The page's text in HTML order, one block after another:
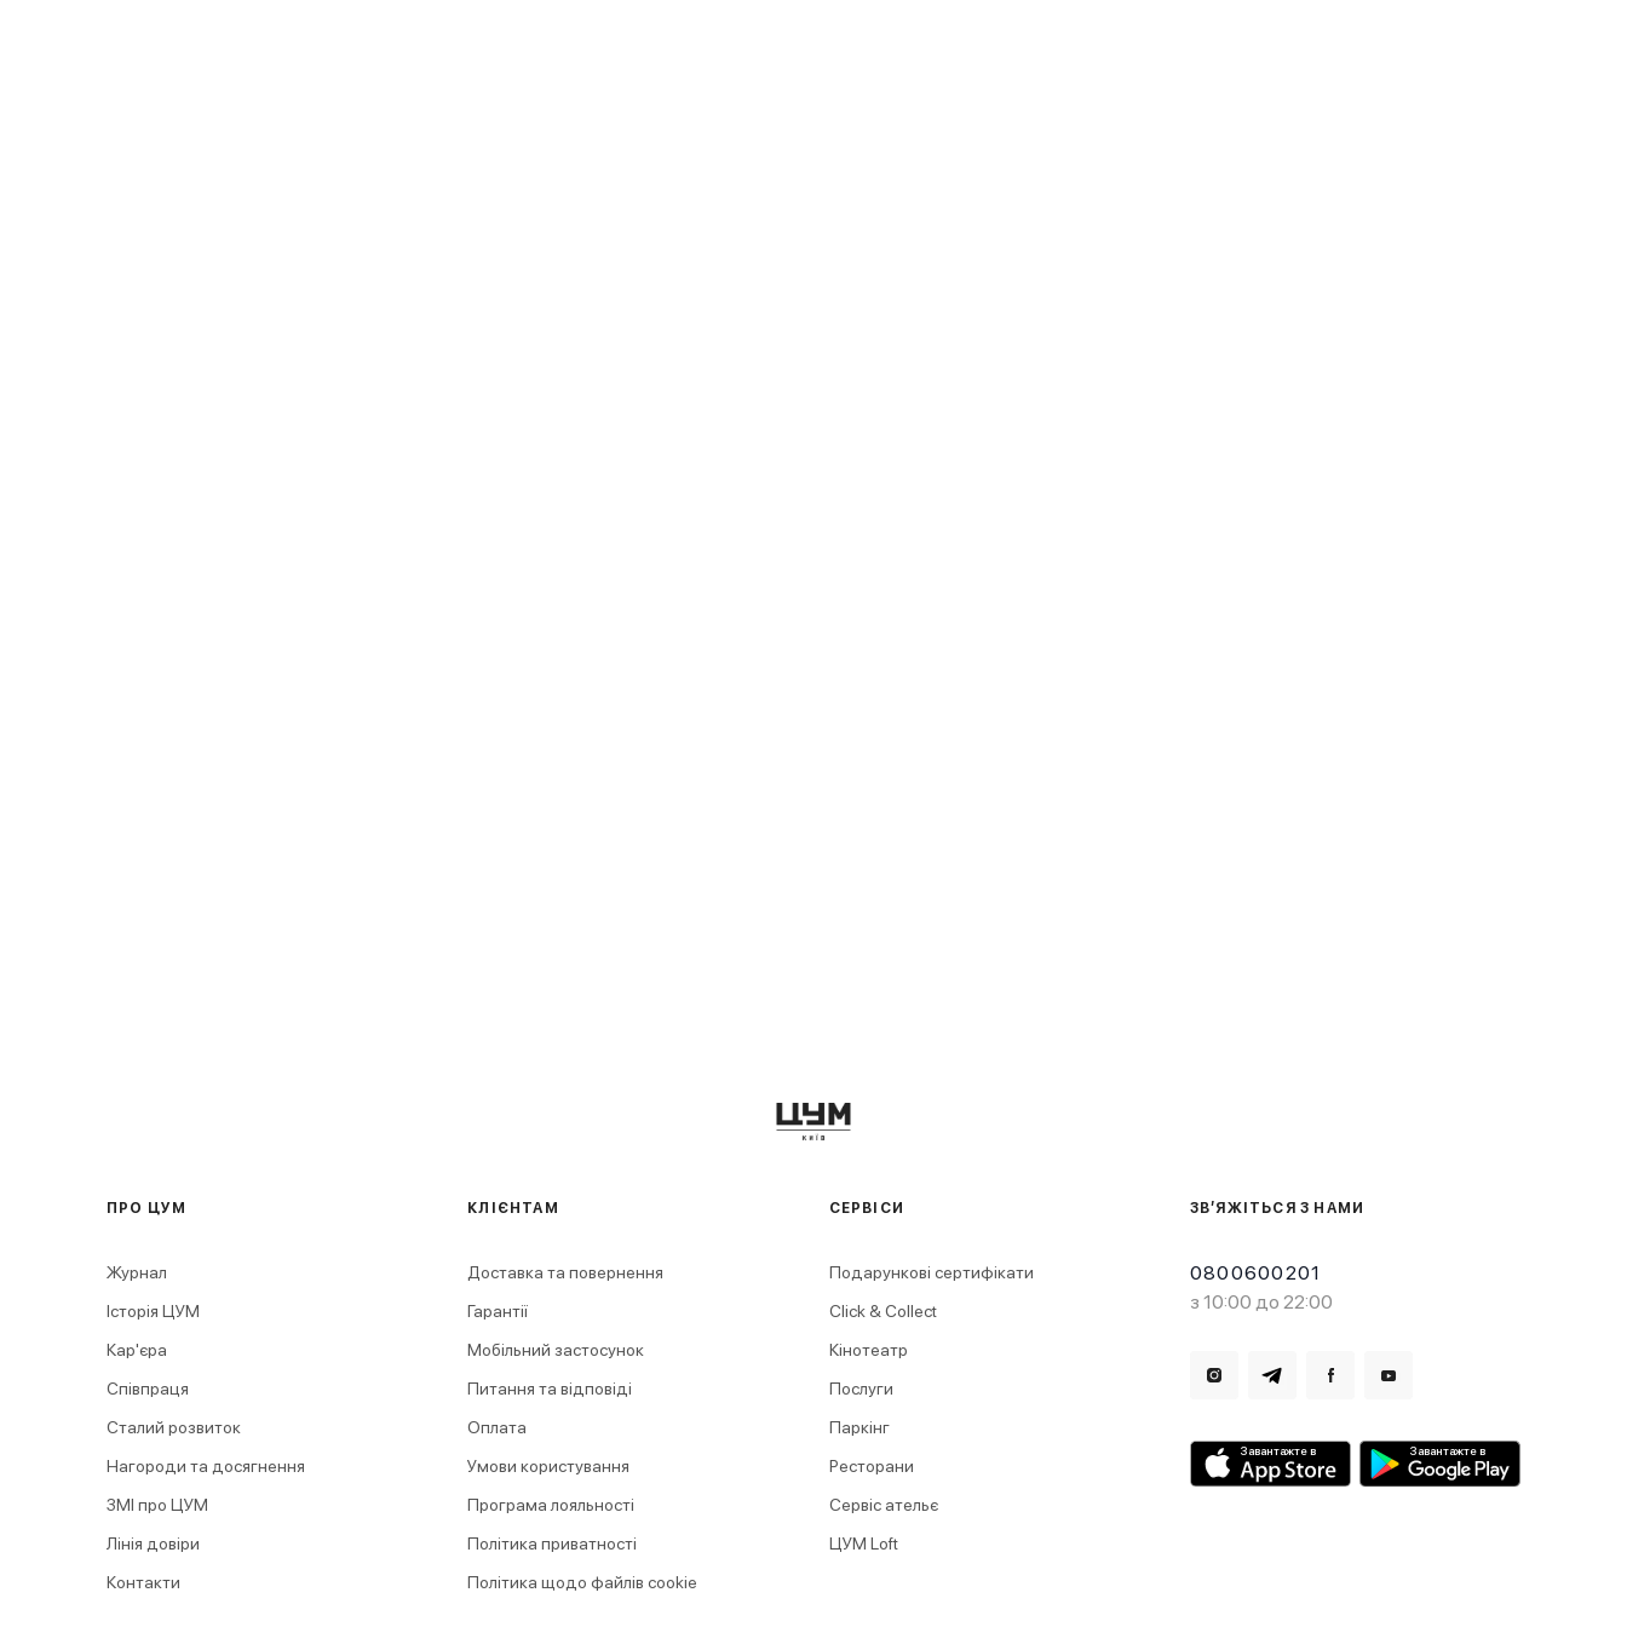
ЗВ’ЯЖІТЬСЯ З НАМИ
0800600201
з 10:00 до 22:00
ПРО ЦУМ
Журнал
Історія ЦУМ
Кар'єра
Співпраця
Сталий розвиток
Нагороди та досягнення
ЗМІ про ЦУМ
Лінія довіри
Контакти
КЛІЄНТАМ
Доставка та повернення
Гарантії
Мобільний застосунок
Питання та відповіді
Оплата
Умови користування
Програма лояльності
Політика приватності
Політика щодо файлів cookie
СЕРВІСИ
Подарункові сертифікати
Click & Collect
Кінотеатр
Послуги
Паркінг
Ресторани
Сервіс ательє
ЦУМ Loft